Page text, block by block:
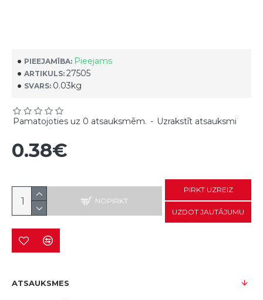
PIEEJAMĪBA: Pieejams
ARTIKULS: 27505
SVARS: 0.03kg
Pamatojoties uz 0 atsauksmēm. - Uzrakstīt atsauksmi
0.38€
NOPIRKT
PIRKT UZREIZ
UZDOT JAUTĀJUMU
ATSAUKSMES